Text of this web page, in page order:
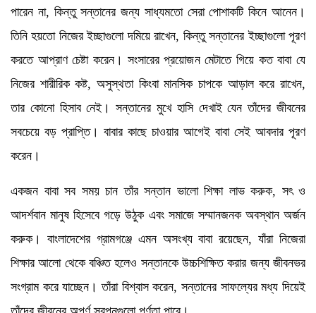
পারেন না, কিন্তু সন্তানের জন্য সাধ্যমতো সেরা পোশাকটি কিনে আনেন।
তিনি হয়তো নিজের ইচ্ছাগুলো দমিয়ে রাখেন, কিন্তু সন্তানের ইচ্ছাগুলো পূরণ
করতে আপ্রাণ চেষ্টা করেন। সংসারের প্রয়োজন মেটাতে গিয়ে কত বাবা যে
নিজের শারীরিক কষ্ট, অসুস্থতা কিংবা মানসিক চাপকে আড়াল করে রাখেন,
তার কোনো হিসাব নেই। সন্তানের মুখে হাসি দেখাই যেন তাঁদের জীবনের
সবচেয়ে বড় প্রাপ্তি। বাবার কাছে চাওয়ার আগেই বাবা সেই আবদার পূরণ
করেন।
একজন বাবা সব সময় চান তাঁর সন্তান ভালো শিক্ষা লাভ করুক, সৎ ও
আদর্শবান মানুষ হিসেবে গড়ে উঠুক এবং সমাজে সম্মানজনক অবস্থান অর্জন
করুক। বাংলাদেশের গ্রামগঞ্জে এমন অসংখ্য বাবা রয়েছেন, যাঁরা নিজেরা
শিক্ষার আলো থেকে বঞ্চিত হলেও সন্তানকে উচ্চশিক্ষিত করার জন্য জীবনভর
সংগ্রাম করে যাচ্ছেন। তাঁরা বিশ্বাস করেন, সন্তানের সাফল্যের মধ্য দিয়েই